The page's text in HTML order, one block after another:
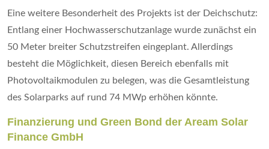
Eine weitere Besonderheit des Projekts ist der Deichschutz:
Entlang einer Hochwasserschutzanlage wurde zunächst ein
50 Meter breiter Schutzstreifen eingeplant. Allerdings
besteht die Möglichkeit, diesen Bereich ebenfalls mit
Photovoltaikmodulen zu belegen, was die Gesamtleistung
des Solarparks auf rund 74 MWp erhöhen könnte.
Finanzierung und Green Bond der Aream Solar
Finance GmbH